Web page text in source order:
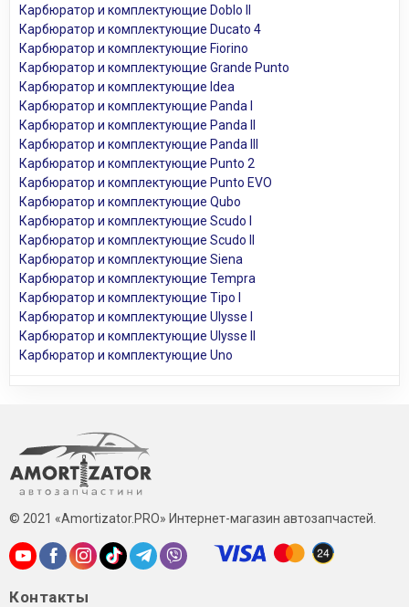
Карбюратор и комплектующие Doblo II
Карбюратор и комплектующие Ducato 4
Карбюратор и комплектующие Fiorino
Карбюратор и комплектующие Grande Punto
Карбюратор и комплектующие Idea
Карбюратор и комплектующие Panda I
Карбюратор и комплектующие Panda II
Карбюратор и комплектующие Panda III
Карбюратор и комплектующие Punto 2
Карбюратор и комплектующие Punto EVO
Карбюратор и комплектующие Qubo
Карбюратор и комплектующие Scudo I
Карбюратор и комплектующие Scudo II
Карбюратор и комплектующие Siena
Карбюратор и комплектующие Tempra
Карбюратор и комплектующие Tipo I
Карбюратор и комплектующие Ulysse I
Карбюратор и комплектующие Ulysse II
Карбюратор и комплектующие Uno
© 2021 «Amortizator.PRO» Интернет-магазин автозапчастей.
Контакты